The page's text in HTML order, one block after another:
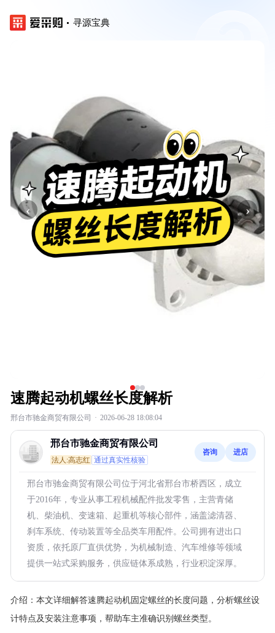
寻源宝典
‹ ›
速腾起动机螺丝长度解析
邢台市驰金商贸有限公司 · 2026-06-28 18:08:04
邢台市驰金商贸有限公司
法人:高志红 通过真实性核验
咨询 进店
邢台市驰金商贸有限公司位于河北省邢台市桥西区，成立
于2016年，专业从事工程机械配件批发零售，主营青储
机、柴油机、变速箱、起重机等核心部件，涵盖滤清器、
刹车系统、传动装置等全品类车用配件。公司拥有进出口
资质，依托原厂直供优势，为机械制造、汽车维修等领域
提供一站式采购服务，供应链体系成熟，行业积淀深厚。
介绍： 本文详细解答速腾起动机固定螺丝的长度问题，分析螺丝设
计特点及安装注意事项，帮助车主准确识别螺丝类型。